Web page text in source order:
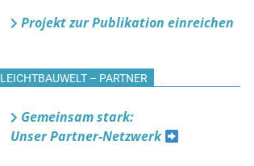
Projekt zur Publikation einreichen
LEICHTBAUWELT – PARTNER
Gemeinsam stark:
Unser Partner-Netzwerk